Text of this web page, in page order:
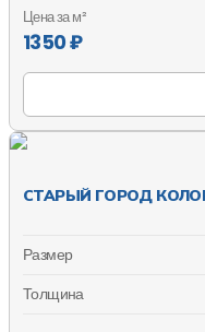
Цена за м²
1350 ₽
СТАРЫЙ ГОРОД
Размер
Толщина